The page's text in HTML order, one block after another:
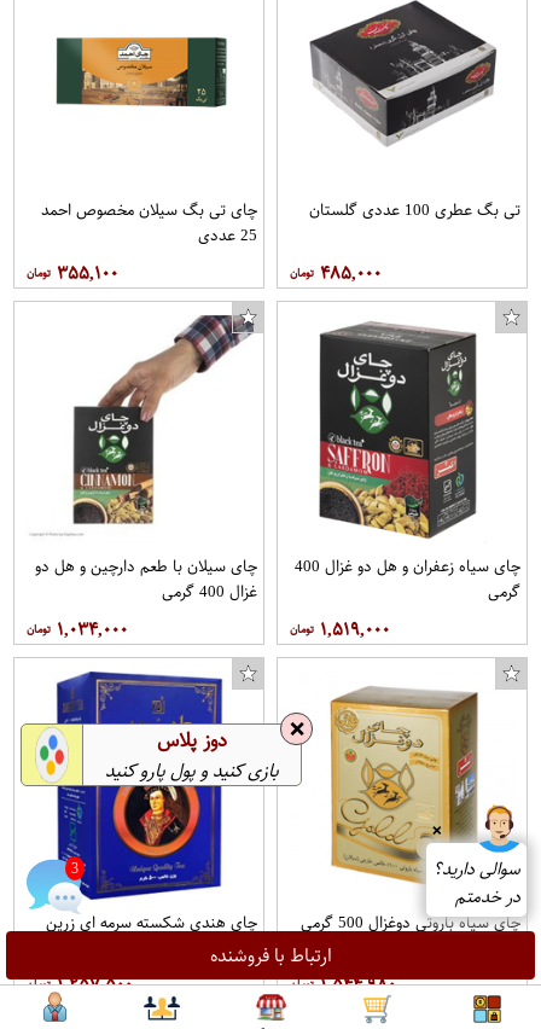
ارتباط با فروشنده
تی بگ عطری 100 عددی گلستان
۴۸۵,۰۰۰
چای تی بگ سیلان مخصوص احمد
25 عددی
۳۵۵,۱۰۰
چای سیاه زعفران و هل دو غزال 400
گرمی
۱,۵۱۹,۰۰۰
چای سیلان با طعم دارچین و هل دو
غزال 400 گرمی
۱,۰۳۴,۰۰۰
چای سیاه باروتی دوغزال 500 گرمی
۱,۵۴۴,۹۸۰
چای هندی شکسته سرمه ای زرین
500 گرمی
۱,۲۵۷,۵۰۰
❌
سوالی دارید؟
در خدمتم
3
❌ دوز پلاس
بازی کنید و پول پارو کنید